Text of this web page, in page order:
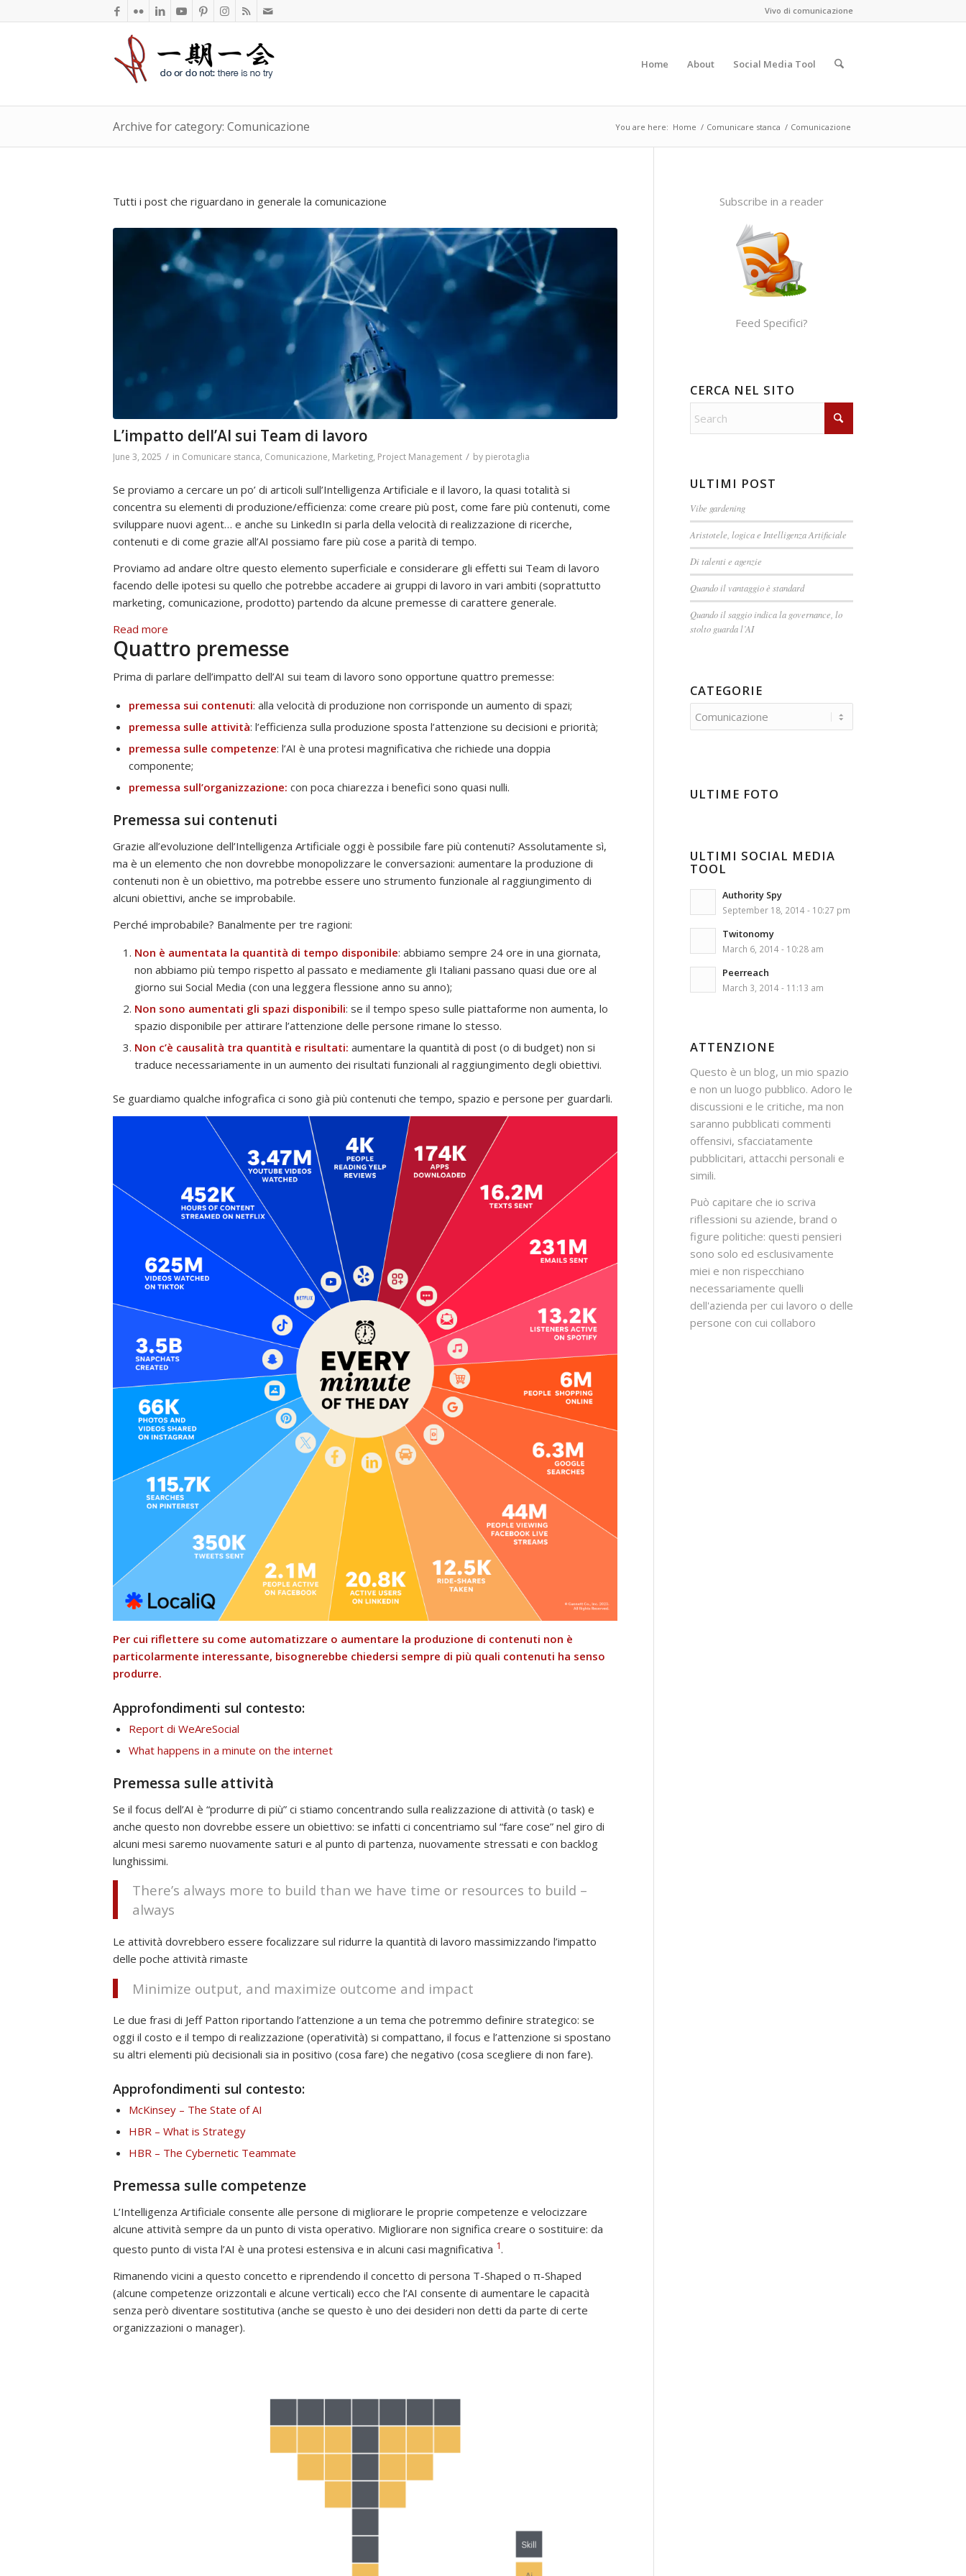
Vivo di comunicazione
Home About Social Media Tool
Archive for category: Comunicazione You are here: Home / Comunicare stanca / Comunicazione
Tutti i post che riguardano in generale la comunicazione
L’impatto dell’AI sui Team di lavoro
June 3, 2025 / in Comunicare stanca, Comunicazione, Marketing, Project Management / by pierotaglia
Se proviamo a cercare un po’ di articoli sull’Intelligenza Artificiale e il lavoro, la quasi totalità si
concentra su elementi di produzione/efficienza: come creare più post, come fare più contenuti, come
sviluppare nuovi agent… e anche su LinkedIn si parla della velocità di realizzazione di ricerche,
contenuti e di come grazie all’AI possiamo fare più cose a parità di tempo.
Proviamo ad andare oltre questo elemento superficiale e considerare gli effetti sui Team di lavoro
facendo delle ipotesi su quello che potrebbe accadere ai gruppi di lavoro in vari ambiti (soprattutto
marketing, comunicazione, prodotto) partendo da alcune premesse di carattere generale.
Read more
L’impatto
sui
di
lavoro
Quattro premesse
Prima di parlare dell’impatto dell’AI sui team di lavoro sono opportune quattro premesse:
premessa sui contenuti: alla velocità di produzione non corrisponde un aumento di spazi;
premessa sulle attività: l’efficienza sulla produzione sposta l’attenzione su decisioni e priorità;
premessa sulle competenze: l’AI è una protesi magnificativa che richiede una doppia
componente;
premessa sull’organizzazione: con poca chiarezza i benefici sono quasi nulli.
Premessa sui contenuti
Grazie all’evoluzione dell’Intelligenza Artificiale oggi è possibile fare più contenuti? Assolutamente sì,
ma è un elemento che non dovrebbe monopolizzare le conversazioni: aumentare la produzione di
contenuti non è un obiettivo, ma potrebbe essere uno strumento funzionale al raggiungimento di
alcuni obiettivi, anche se improbabile.
Perché improbabile? Banalmente per tre ragioni:
Non è aumentata la quantità di tempo disponibile: abbiamo sempre 24 ore in una giornata,
non abbiamo più tempo rispetto al passato e mediamente gli Italiani passano quasi due ore al
giorno sui Social Media (con una leggera flessione anno su anno);
Non sono aumentati gli spazi disponibili: se il tempo speso sulle piattaforme non aumenta, lo
spazio disponibile per attirare l’attenzione delle persone rimane lo stesso.
Non c’è causalità tra quantità e risultati: aumentare la quantità di post (o di budget) non si
traduce necessariamente in un aumento dei risultati funzionali al raggiungimento degli obiettivi.
Se guardiamo qualche infografica ci sono già più contenuti che tempo, spazio e persone per guardarli.
Per cui riflettere su come automatizzare o aumentare la produzione di contenuti non è
particolarmente interessante, bisognerebbe chiedersi sempre di più quali contenuti ha senso
produrre.
Approfondimenti sul contesto:
Report di WeAreSocial
What happens in a minute on the internet
Premessa sulle attività
Se il focus dell’AI è “produrre di più” ci stiamo concentrando sulla realizzazione di attività (o task) e
anche questo non dovrebbe essere un obiettivo: se infatti ci concentriamo sul “fare cose” nel giro di
alcuni mesi saremo nuovamente saturi e al punto di partenza, nuovamente stressati e con backlog
lunghissimi.
There’s always more to build than we have time or resources to build –
always
Le attività dovrebbero essere focalizzare sul ridurre la quantità di lavoro massimizzando l’impatto
delle poche attività rimaste
Minimize output, and maximize outcome and impact
Le due frasi di Jeff Patton riportando l’attenzione a un tema che potremmo definire strategico: se
oggi il costo e il tempo di realizzazione (operatività) si compattano, il focus e l’attenzione si spostano
su altri elementi più decisionali sia in positivo (cosa fare) che negativo (cosa scegliere di non fare).
Approfondimenti sul contesto:
McKinsey – The State of AI
HBR – What is Strategy
HBR – The Cybernetic Teammate
Premessa sulle competenze
L’Intelligenza Artificiale consente alle persone di migliorare le proprie competenze e velocizzare
alcune attività sempre da un punto di vista operativo. Migliorare non significa creare o sostituire: da
questo punto di vista l’AI è una protesi estensiva e in alcuni casi magnificativa 1.
Rimanendo vicini a questo concetto e riprendendo il concetto di persona T-Shaped o π-Shaped
(alcune competenze orizzontali e alcune verticali) ecco che l’AI consente di aumentare le capacità
senza però diventare sostitutiva (anche se questo è uno dei desideri non detti da parte di certe
organizzazioni o manager).
Subscribe in a reader
Feed Specifici?
CERCA NEL SITO
ULTIMI POST
Vibe gardening
Aristotele, logica e Intelligenza Artificiale
Di talenti e agenzie
Quando il vantaggio è standard
Quando il saggio indica la governance, lo
stolto guarda l’AI
CATEGORIE
Categorie
ULTIME FOTO
ULTIMI SOCIAL MEDIA
TOOL
Authority Spy
September 18, 2014 - 10:27 pm
Twitonomy
March 6, 2014 - 10:28 am
Peerreach
March 3, 2014 - 11:13 am
ATTENZIONE
Questo è un blog, un mio spazio
e non un luogo pubblico. Adoro le
discussioni e le critiche, ma non
saranno pubblicati commenti
offensivi, sfacciatamente
pubblicitari, attacchi personali e
simili.
Può capitare che io scriva
riflessioni su aziende, brand o
figure politiche: questi pensieri
sono solo ed esclusivamente
miei e non rispecchiano
necessariamente quelli
dell'azienda per cui lavoro o delle
persone con cui collaboro